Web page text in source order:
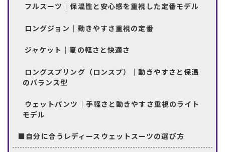
フルスーツ｜保温性と安心感を重視した定番モデル
ロングジョン｜動きやすさ重視の定番
ジャケット｜夏の軽さと快適さ
ロングスプリング（ロンスプ）｜動きやすさと保温
のバランス型
ウェットパンツ｜手軽さと動きやすさ重視のライト
モデル
■自分に合うレディースウェットスーツの選び方